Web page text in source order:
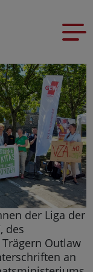
der Liga der
des
Outlaw
an